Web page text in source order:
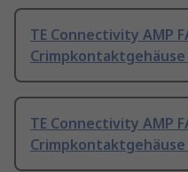
TE Connectivity AMP
TE Connectivity AMP
Crimpkontaktgehäuse